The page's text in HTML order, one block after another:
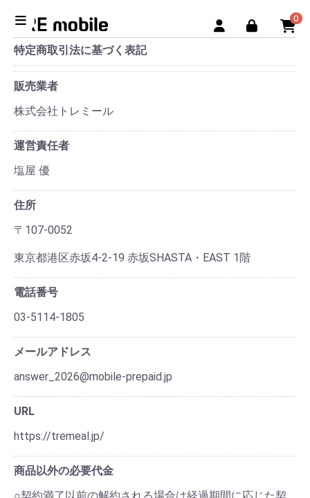
0
特定商取引法に基づく表記
販売業者
株式会社トレミール
運営責任者
塩屋 優
住所
〒107-0052
東京都港区赤坂4-2-19 赤坂SHASTA・EAST 1階
電話番号
03-5114-1805
メールアドレス
answer_2026@mobile-prepaid.jp
URL
https://tremeal.jp/
商品以外の必要代金